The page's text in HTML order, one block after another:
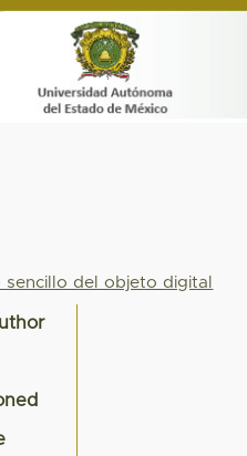
del objeto digital